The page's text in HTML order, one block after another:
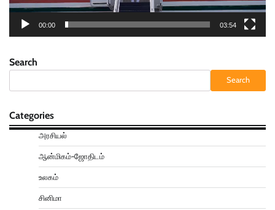
00:00 03:54
Search
Search
Categories
அரசியல்
ஆன்மிகம்-ஜோதிடம்
உலகம்
சினிமா